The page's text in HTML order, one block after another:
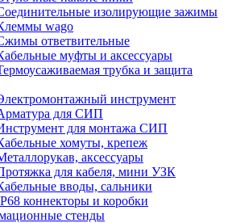
изолирующие зажимы
wago
ответвительные
муфты и аксессуары
трубка и защита
инструмент
для СИП
для монтажа СИП
хомуты, крепеж
аксессуары
для кабеля, мини УЗК
вводы, сальники
коннекторы и коробки
стенды